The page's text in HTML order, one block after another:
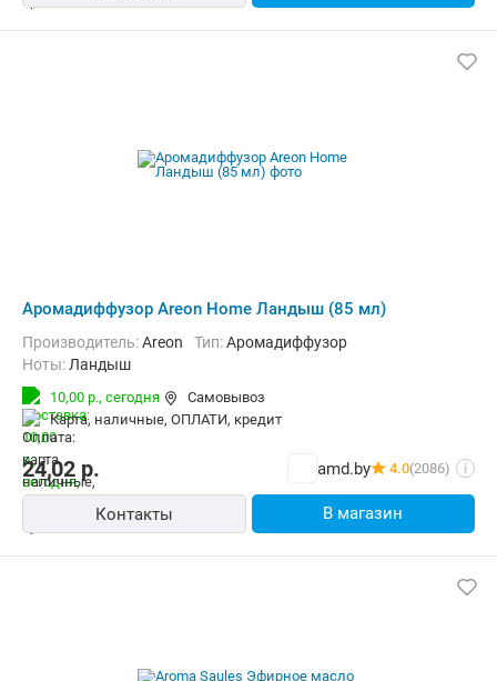
Аромадиффузор Areon Home Ландыш (85 мл)
Производитель:Areon Тип:Аромадиффузор
Ноты: Ландыш
10,00 р., сегодня
Самовывоз
карта, наличные, ОПЛАТИ, кредит
24,02 р. amd.by 4.0(2086) i
Контакты В магазин